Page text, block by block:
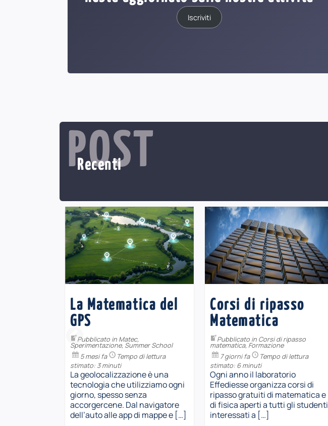
Iscriviti
POST
Recenti
La Matematica del
GPS
Pubblicato in Matec,
Sperimentazione, Summer School
5 mesi fa
Tempo di lettura
stimato: 3 minuti
La geolocalizzazione è una
tecnologia che utilizziamo ogni
giorno, spesso senza
accorgercene. Dal navigatore
dell’auto alle app di mappe e […]
Corsi di ripasso
Matematica
Pubblicato in Corsi di ripasso
matematica, Formazione
7 giorni fa
Tempo di lettura
stimato: 6 minuti
Ogni anno il laboratorio
Effediesse organizza corsi di
ripasso gratuiti di matematica e
di fisica aperti a tutti gli studenti
interessati a […]